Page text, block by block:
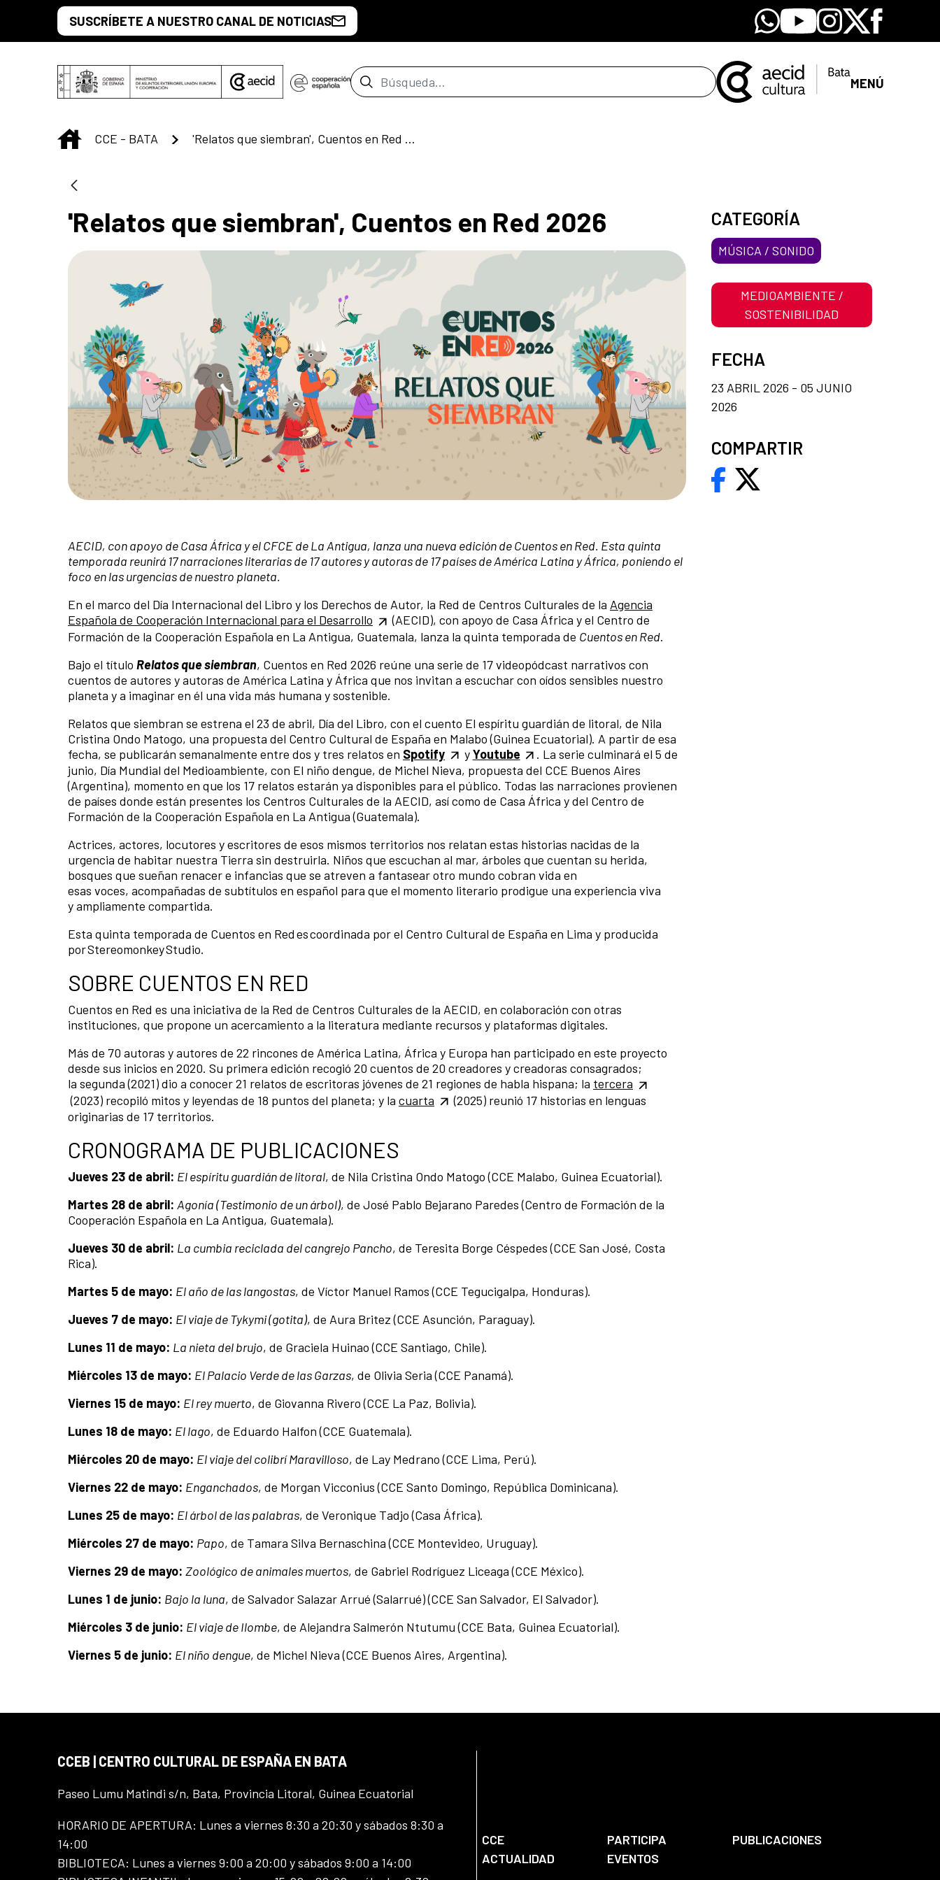
Saltar al contenido principal
SUSCRÍBETE A NUESTRO CANAL DE NOTICIAS Whatsapp
YoutubeInstagram
X Facebook
Barra de búsqueda MENÚ
INICIO
CCE - BATA 'Relatos que siembran', Cuentos en Red 2026
'Relatos que siembran', Cuentos en Red 2026
AECID, con apoyo de Casa África y el CFCE de La Antigua, lanza una nueva edición de Cuentos en Red. Esta quinta
temporada reunirá 17 narraciones literarias de 17 autores y autoras de 17 países de América Latina y África, poniendo el
foco en las urgencias de nuestro planeta.
En el marco del Día Internacional del Libro y los Derechos de Autor, la Red de Centros Culturales de la Agencia
Española de Cooperación Internacional para el Desarrollo
(AECID), con apoyo de Casa África y el Centro de
Formación de la Cooperación Española en La Antigua, Guatemala, lanza la quinta temporada de Cuentos en Red.
Bajo el título Relatos que siembran, Cuentos en Red 2026 reúne una serie de 17 videopódcast narrativos con
cuentos de autores y autoras de América Latina y África que nos invitan a escuchar con oídos sensibles nuestro
planeta y a imaginar en él una vida más humana y sostenible.
Relatos que siembran se estrena el 23 de abril, Día del Libro, con el cuento El espíritu guardián de litoral, de Nila
Cristina Ondo Matogo, una propuesta del Centro Cultural de España en Malabo (Guinea Ecuatorial). A partir de esa
fecha, se publicarán semanalmente entre dos y tres relatos en Spotify yYoutube
. La serie culminará el 5 de
junio, Día Mundial del Medioambiente, con El niño dengue, de Michel Nieva, propuesta del CCE Buenos Aires
(Argentina), momento en que los 17 relatos estarán ya disponibles para el público. Todas las narraciones provienen
de países donde están presentes los Centros Culturales de la AECID, así como de Casa África y del Centro de
Formación de la Cooperación Española en La Antigua (Guatemala).
Actrices, actores, locutores y escritores de esos mismos territorios nos relatan estas historias nacidas de la
urgencia de habitar nuestra Tierra sin destruirla. Niños que escuchan al mar, árboles que cuentan su herida,
bosques que sueñan renacer e infancias que se atreven a fantasear otro mundo cobran vida en
esas voces, acompañadas de subtítulos en español para que el momento literario prodigue una experiencia viva
y ampliamente compartida.
Esta quinta temporada de Cuentos en Red es coordinada por el Centro Cultural de España en Lima y producida
por Stereomonkey Studio.
SOBRE CUENTOS EN RED
Cuentos en Red es una iniciativa de la Red de Centros Culturales de la AECID, en colaboración con otras
instituciones, que propone un acercamiento a la literatura mediante recursos y plataformas digitales.
Más de 70 autoras y autores de 22 rincones de América Latina, África y Europa han participado en este proyecto
desde sus inicios en 2020. Su primera edición recogió 20 cuentos de 20 creadores y creadoras consagrados;
la segunda (2021) dio a conocer 21 relatos de escritoras jóvenes de 21 regiones de habla hispana; la tercera
(2023) recopiló mitos y leyendas de 18 puntos del planeta; y la cuarta
(2025) reunió 17 historias en lenguas
originarias de 17 territorios.
CRONOGRAMA DE PUBLICACIONES
Jueves 23 de abril: El espíritu guardián de litoral, de Nila Cristina Ondo Matogo (CCE Malabo, Guinea Ecuatorial).
Martes 28 de abril: Agonía (Testimonio de un árbol), de José Pablo Bejarano Paredes (Centro de Formación de la
Cooperación Española en La Antigua, Guatemala).
Jueves 30 de abril: La cumbia reciclada del cangrejo Pancho, de Teresita Borge Céspedes (CCE San José, Costa
Rica).
Martes 5 de mayo: El año de las langostas, de Víctor Manuel Ramos (CCE Tegucigalpa, Honduras).
Jueves 7 de mayo: El viaje de Tykymi (gotita), de Aura Britez (CCE Asunción, Paraguay).
Lunes 11 de mayo: La nieta del brujo, de Graciela Huinao (CCE Santiago, Chile).
Miércoles 13 de mayo: El Palacio Verde de las Garzas, de Olivia Seria (CCE Panamá).
Viernes 15 de mayo: El rey muerto, de Giovanna Rivero (CCE La Paz, Bolivia).
Lunes 18 de mayo: El lago, de Eduardo Halfon (CCE Guatemala).
Miércoles 20 de mayo: El viaje del colibrí Maravilloso, de Lay Medrano (CCE Lima, Perú).
Viernes 22 de mayo: Enganchados, de Morgan Vicconius (CCE Santo Domingo, República Dominicana).
Lunes 25 de mayo: El árbol de las palabras, de Veronique Tadjo (Casa África).
Miércoles 27 de mayo: Papo, de Tamara Silva Bernaschina (CCE Montevideo, Uruguay).
Viernes 29 de mayo: Zoológico de animales muertos, de Gabriel Rodríguez Liceaga (CCE México).
Lunes 1 de junio: Bajo la luna, de Salvador Salazar Arrué (Salarrué) (CCE San Salvador, El Salvador).
Miércoles 3 de junio: El viaje de Ilombe, de Alejandra Salmerón Ntutumu (CCE Bata, Guinea Ecuatorial).
Viernes 5 de junio: El niño dengue, de Michel Nieva (CCE Buenos Aires, Argentina).
CATEGORÍA
MÚSICA / SONIDO
MEDIOAMBIENTE /
SOSTENIBILIDAD
FECHA
23 ABRIL 2026 - 05 JUNIO
2026
COMPARTIR
CCEB | CENTRO CULTURAL DE ESPAÑA EN BATA
Paseo Lumu Matindi s/n, Bata, Provincia Litoral, Guinea Ecuatorial
HORARIO DE APERTURA: Lunes a viernes 8:30 a 20:30 y sábados 8:30 a
14:00
BIBLIOTECA: Lunes a viernes 9:00 a 20:00 y sábados 9:00 a 14:00
CCE PARTICIPA
PUBLICACIONES
ACTUALIDAD
EVENTOS